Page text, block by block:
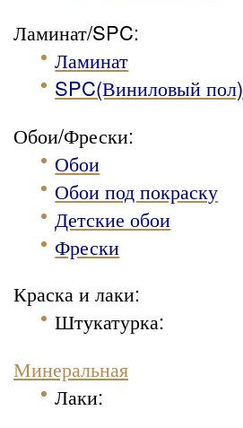
Ламинат/SPC:
Ламинат
SPC(Виниловый пол)
Обои/Фрески:
Обои
Обои под покраску
Детские обои
Фрески
Краска и лаки:
Штукатурка:
Минеральная
Лаки: